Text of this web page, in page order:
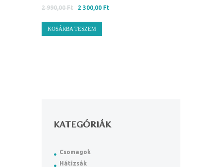
2 990,00Ft 2 300,00 Ft
KOSÁRBA TESZEM
KATEGÓRIÁK
Csomagok
Hátizsák